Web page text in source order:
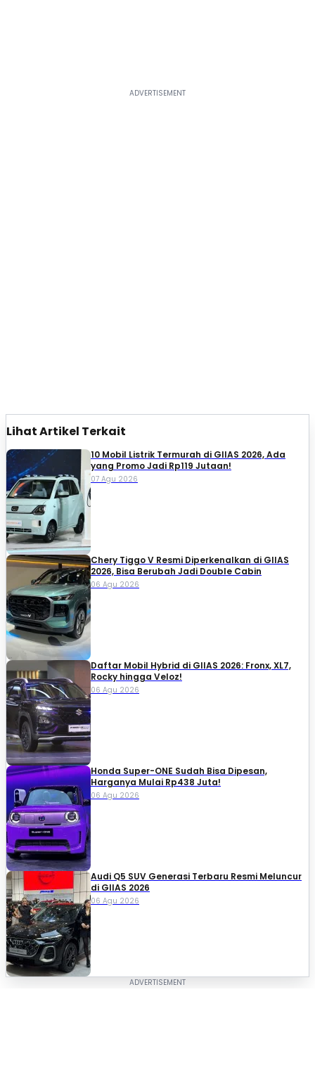
Lihat Artikel Terkait
10 Mobil Listrik Termurah di GIIAS 2026, Ada
yang Promo Jadi Rp119 Jutaan!
07 Agu 2026
Chery Tiggo V Resmi Diperkenalkan di GIIAS
2026, Bisa Berubah Jadi Double Cabin
06 Agu 2026
Daftar Mobil Hybrid di GIIAS 2026: Fronx, XL7,
Rocky hingga Veloz!
06 Agu 2026
Honda Super-ONE Sudah Bisa Dipesan,
Harganya Mulai Rp438 Juta!
06 Agu 2026
Audi Q5 SUV Generasi Terbaru Resmi Meluncur
di GIIAS 2026
06 Agu 2026